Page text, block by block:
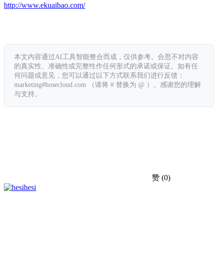
http://www.ekuaibao.com/
本文内容通过AI工具智能整合而成，仅供参考。合思不对内容
的真实性、准确性或完整性作任何形式的承诺或保证。如有任
何问题或意见，您可以通过以下方式联系我们进行反馈：
marketing#hosecloud.com （请将 # 替换为 @ ）。感谢您的理解
与支持。
赞 (0)
hesi